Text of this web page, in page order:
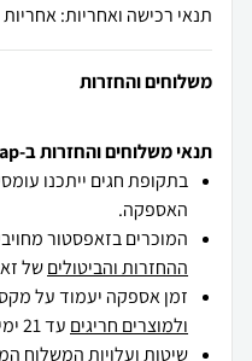
תנאי רכישה ואחריות:
משלוחים והחזרות
תנאי משלוחים והחזרות ב-zap
בתקופת חגים ייתכנו
האספקה.
המוכרים בזאפסטור
ההחזרות והביטוליםשל
זמן אספקה יעמוד על מקס' 7 ימי עסקים מיום
ולמוצרים חריגים עד 21 ימי עסקים .
שיטות ועלויות המשלוח